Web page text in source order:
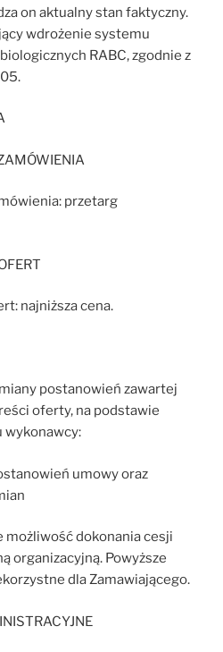
on aktualny stan faktyczny.
wdrożenie systemu
RABC, zgodnie z
przetarg
najniższa cena.
postanowień zawartej
oferty, na podstawie
wykonawcy:
umowy oraz
możliwość dokonania cesji
organizacyjną. Powyższe
dla Zamawiającego.